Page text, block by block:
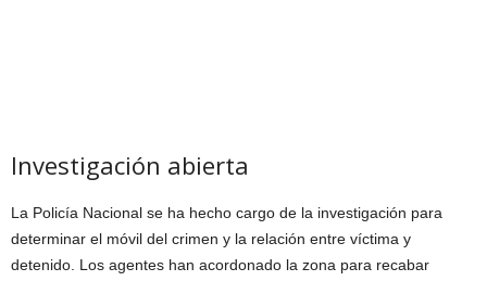
Investigación abierta
La Policía Nacional se ha hecho cargo de la investigación para
determinar el móvil del crimen y la relación entre víctima y
detenido. Los agentes han acordonado la zona para recabar